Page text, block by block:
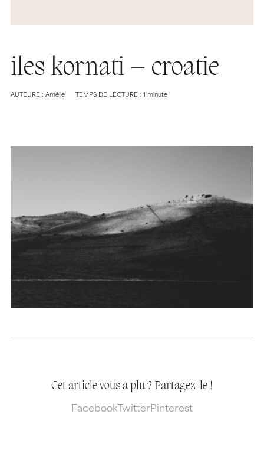
iles kornati – croatie
AUTEURE : Amélie TEMPS DE LECTURE : 1 minute
Cet article vous a plu ? Partagez-le !
Facebook TwitterPinterest